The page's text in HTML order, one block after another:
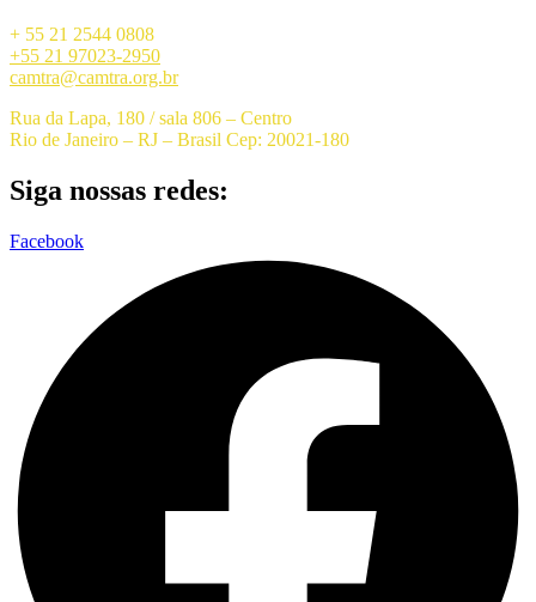
+ 55 21 2544 0808
+55 21 97023-2950
camtra@camtra.org.br
Rua da Lapa, 180 / sala 806 – Centro
Rio de Janeiro – RJ – Brasil Cep: 20021-180
Siga nossas redes:
Facebook